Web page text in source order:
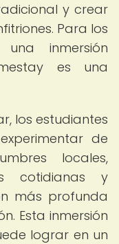
y crear
Para los
inmersión
es una
los estudiantes
de
locales,
cotidianas y
más profunda
Esta inmersión
lograr en un